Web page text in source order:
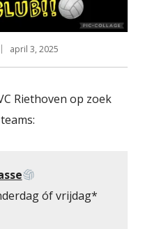
april 3, 2025
Riethoven op zoek
óf vrijdag*